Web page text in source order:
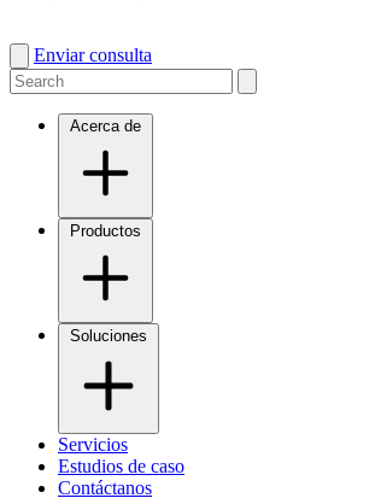
Enviar consulta
Servicios
Estudios de caso
Contáctanos